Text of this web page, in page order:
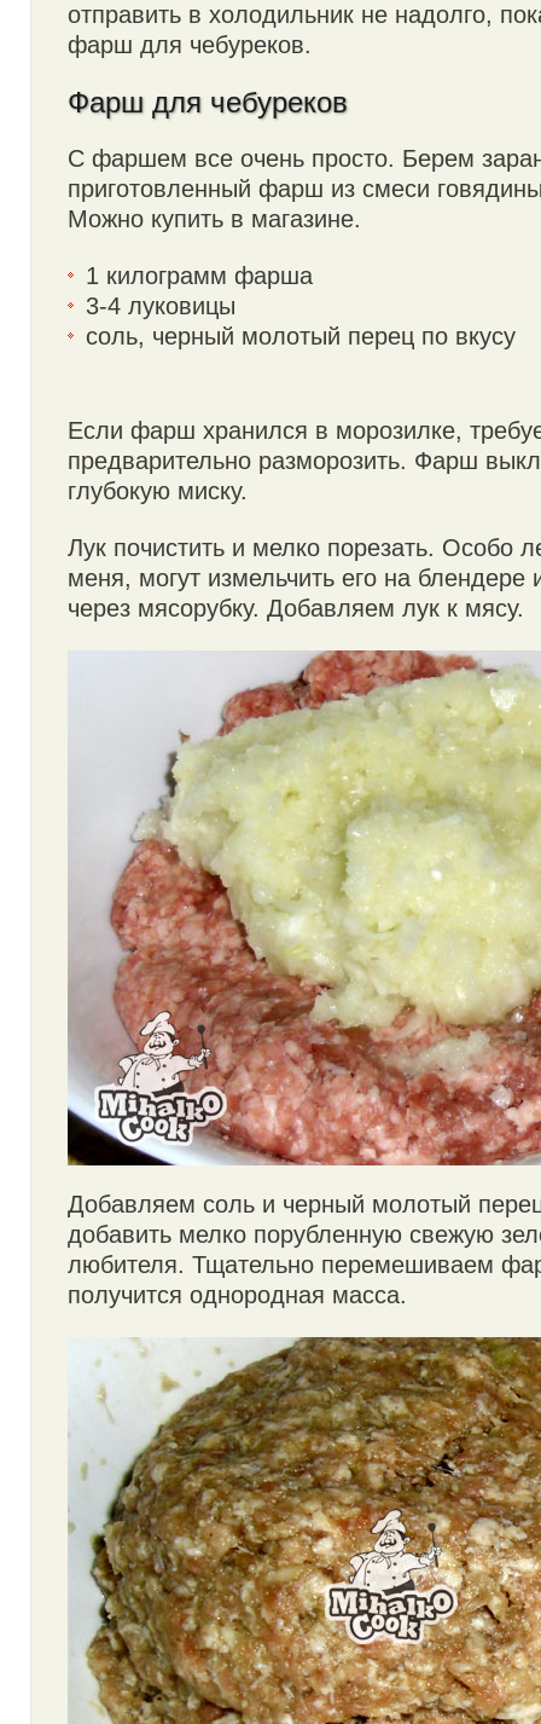
отправить в холодильник не надолго,
фарш для чебуреков.
Фарш для чебуреков
С фаршем все очень просто. Берем
приготовленный фарш из смеси
Можно купить в магазине.
1 килограмм фарша
3-4 луковицы
соль, черный молотый перец по вкусу
Если фарш хранился в морозилке,
предварительно разморозить. Фарш
глубокую миску.
Лук почистить и мелко порезать. Особо
меня, могут измельчить его на блендере
через мясорубку. Добавляем лук к мясу.
Добавляем соль и черный молотый
добавить мелко порубленную свежую
любителя. Тщательно перемешиваем
получится однородная масса.